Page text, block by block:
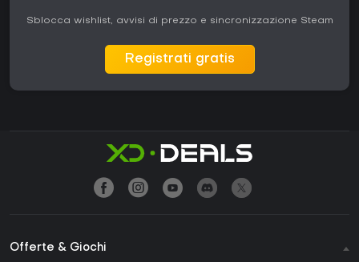
Sblocca wishlist, avvisi di prezzo e sincronizzazione Steam
Registrati gratis
Offerte & Giochi